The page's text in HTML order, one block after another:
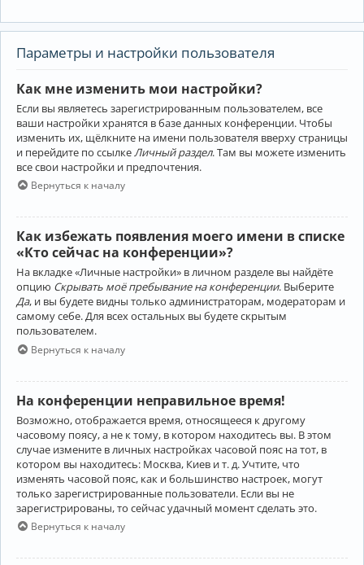
Параметры и настройки пользователя
Как мне изменить мои настройки?
Если вы являетесь зарегистрированным пользователем, все
ваши настройки хранятся в базе данных конференции. Чтобы
изменить их, щёлкните на имени пользователя вверху страницы
и перейдите по ссылке Личный раздел. Там вы можете изменить
все свои настройки и предпочтения.
Вернуться к началу
Как избежать появления моего имени в списке
«Кто сейчас на конференции»?
На вкладке «Личные настройки» в личном разделе вы найдёте
опцию Скрывать моё пребывание на конференции. Выберите
Да, и вы будете видны только администраторам, модераторам и
самому себе. Для всех остальных вы будете скрытым
пользователем.
Вернуться к началу
На конференции неправильное время!
Возможно, отображается время, относящееся к другому
часовому поясу, а не к тому, в котором находитесь вы. В этом
случае измените в личных настройках часовой пояс на тот, в
котором вы находитесь: Москва, Киев и т. д. Учтите, что
изменять часовой пояс, как и большинство настроек, могут
только зарегистрированные пользователи. Если вы не
зарегистрированы, то сейчас удачный момент сделать это.
Вернуться к началу